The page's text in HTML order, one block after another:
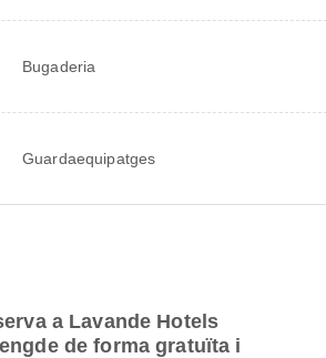
Bugaderia
Guardaequipatges
a Lavande Hotels
de forma gratuïta i